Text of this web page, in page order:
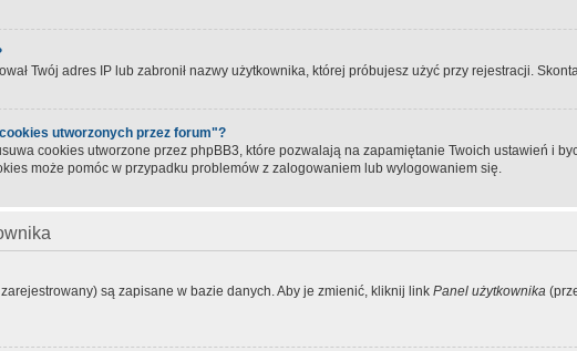
Twój adres IP lub zabronił nazwy użytkownika, której próbujesz użyć przy rejestracji.
utworzonych przez forum"?
cookies utworzone przez phpBB3, które pozwalają na zapamiętanie Twoich ustawień i
może pomóc w przypadku problemów z zalogowaniem lub wylogowaniem się.
są zapisane w bazie danych. Aby je zmienić, kliknij link Panel użytkownika